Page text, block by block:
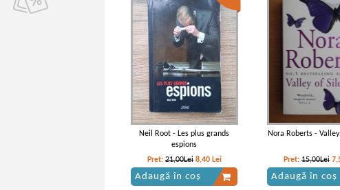
Neil Root - Les plus grands
espions
Pret: 21,00Lei 8,40 Lei
Adaugă în coș
Nora Roberts -
Pret:15,00Lei
Adaugă în coș